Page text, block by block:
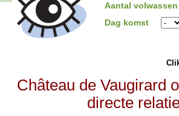
Aantal
Dag komst
Château de Vaugirard
directe